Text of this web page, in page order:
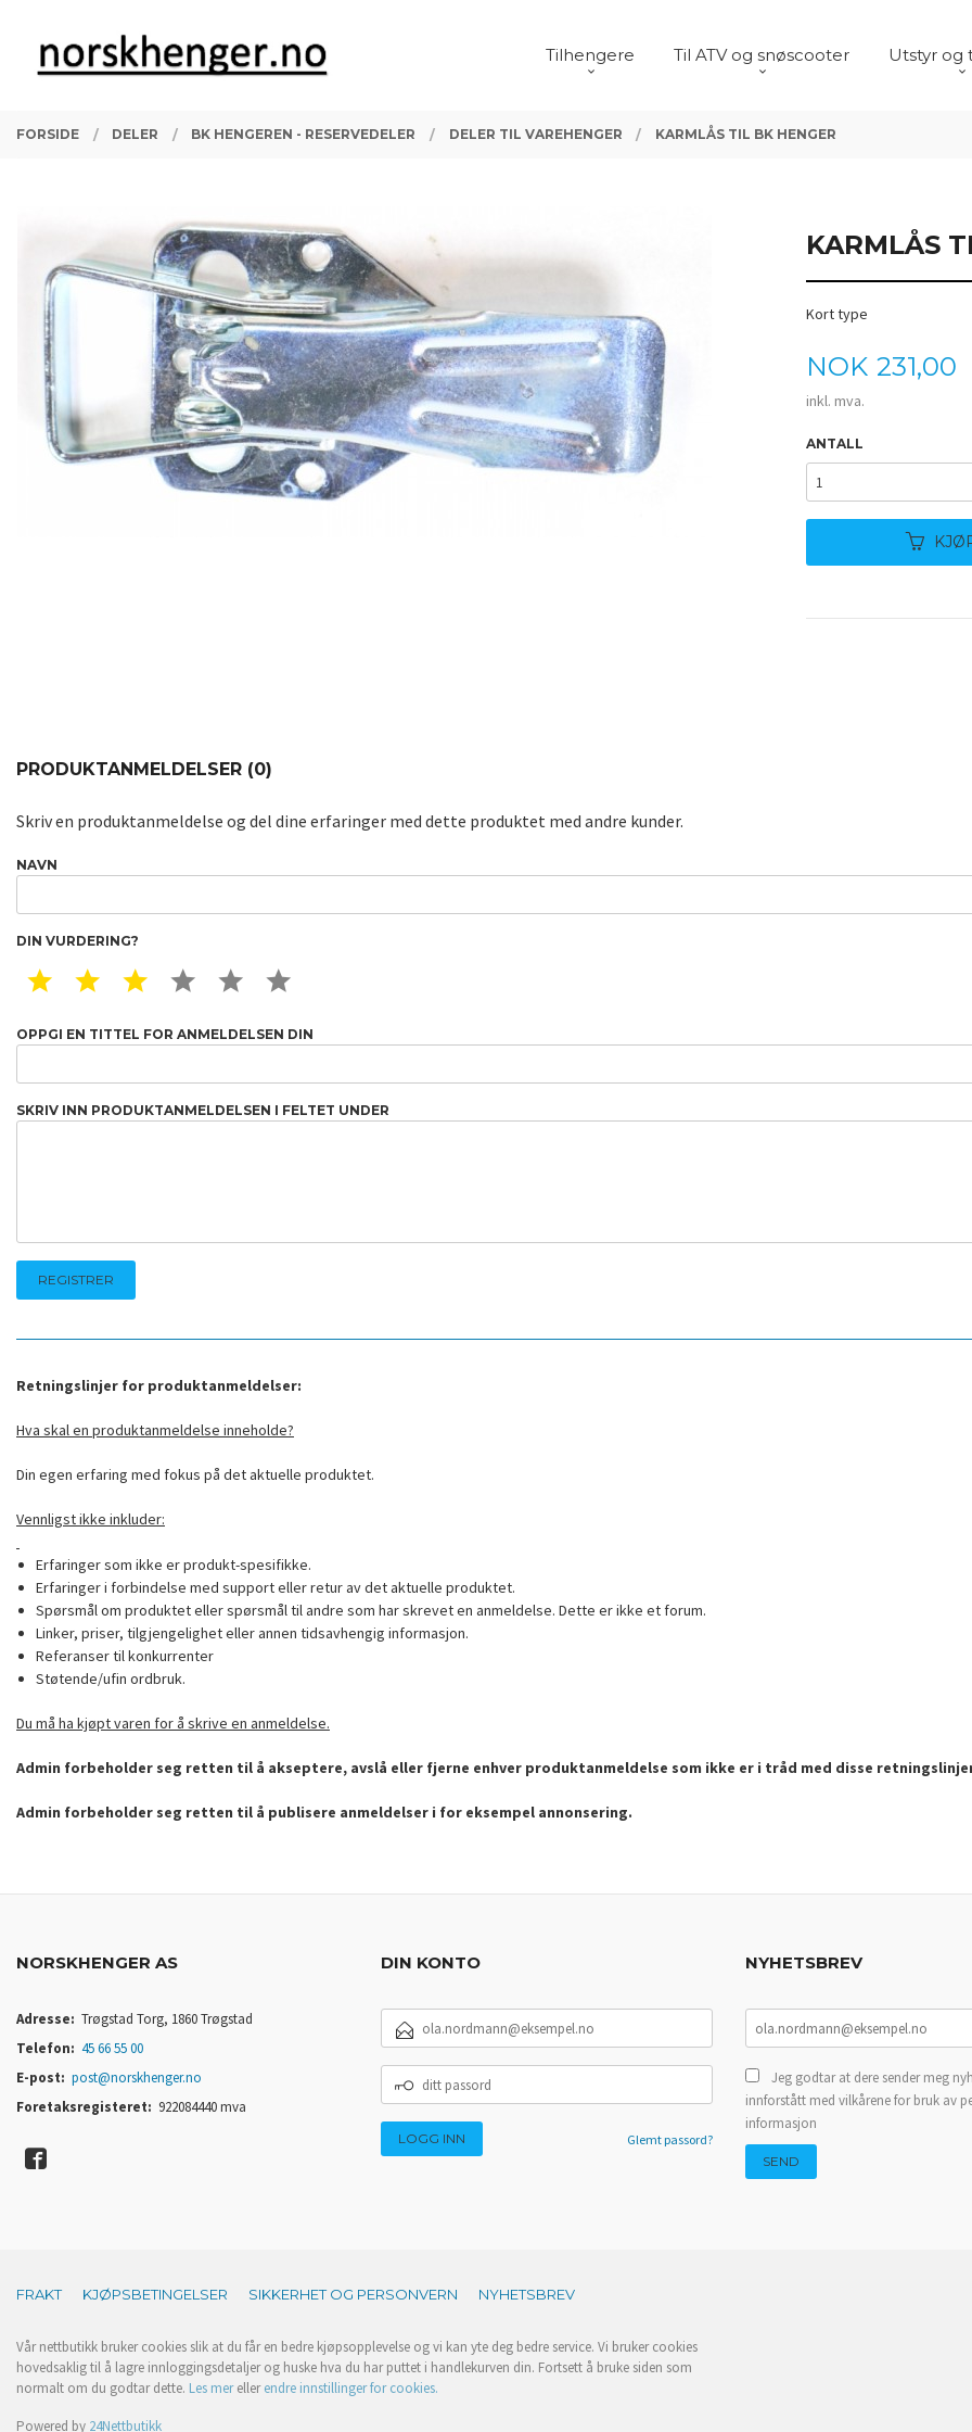
innholdet
PRODUKTER
Tilhengere Til ATV og snøscooter Utstyr og
FORSIDE DELER BK HENGEREN - RESERVEDELER DELER TIL VAREHENGER KARMLÅS TIL BK HENGER
KARMLÅS
Kort type
Pris
NOK 231,00
inkl. mva.
ANTALL
PRODUKTANMELDELSER (0)
Skriv en produktanmeldelse og del dine erfaringer med dette produktet med andre kunder.
NAVN
DIN VURDERING?
1 STAR2 STAR3 STAR4 STAR5 STAR
OPPGI EN TITTEL FOR ANMELDELSEN DIN
SKRIV INN PRODUKTANMELDELSEN I FELTET UNDER
Retningslinjer for produktanmeldelser:
Hva skal en produktanmeldelse inneholde?
Din egen erfaring med fokus på det aktuelle produktet.
Vennligst ikke inkluder:
Erfaringer som ikke er produkt-spesifikke.
Erfaringer i forbindelse med support eller retur av det aktuelle produktet.
Spørsmål om produktet eller spørsmål til andre som har skrevet en anmeldelse. Dette er ikke et forum.
Linker, priser, tilgjengelighet eller annen tidsavhengig informasjon.
Referanser til konkurrenter
Støtende/ufin ordbruk.
Du må ha kjøpt varen for å skrive en anmeldelse.
Admin forbeholder seg retten til å akseptere, avslå eller fjerne enhver produktanmeldelse som ikke er i tråd med disse
Admin forbeholder seg retten til å publisere anmeldelser i for eksempel annonsering.
NORSKHENGER AS
Adresse: Trøgstad Torg, 1860 Trøgstad
Telefon: 45 66 55 00
E-post: post@norskhenger.no
Foretaksregisteret: 922084440 mva
DIN KONTO
POSTADRESSE
PASSORD
Glemt passord?
NYHETSBREV
Jeg godtar at dere sender meg
innforstått med vilkårene for bruk av
informasjon
FRAKT KJØPSBETINGELSER SIKKERHET OG PERSONVERN NYHETSBREV
Vår nettbutikk bruker cookies slik at du får en bedre kjøpsopplevelse og vi kan yte deg bedre service. Vi bruker cookies
hovedsaklig til å lagre innloggingsdetaljer og huske hva du har puttet i handlekurven din. Fortsett å bruke siden som
normalt om du godtar dette. Les merellerendre innstillinger for cookies.
Powered by 24Nettbutikk